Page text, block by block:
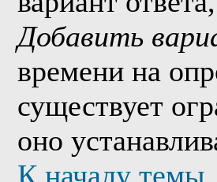
Добавить
времени на
существует
оно
К началу темы